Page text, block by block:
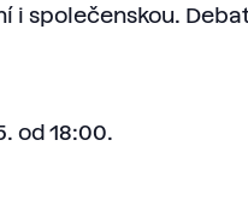
společenskou.
od 18:00.